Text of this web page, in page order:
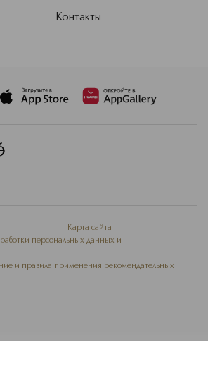
Контакты
Карта сайта
персональных данных и
и правила применения рекомендательных